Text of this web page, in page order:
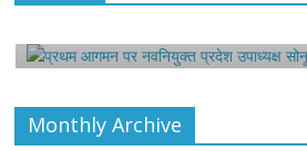
बाल्मीकि का किया गया स्वागत
Monthly Archive